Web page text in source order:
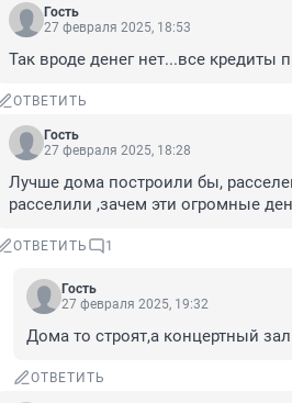
Гость
27 февраля 2025, 18:53
Так вроде денег нет...все кредиты
ОТВЕТИТЬ
Гость
27 февраля 2025, 18:28
Лучше дома построили бы,
расселили ,зачем эти огромные
ОТВЕТИТЬ 1
Гость
27 февраля 2025, 19:32
Дома то строят,а концертный
ОТВЕТИТЬ